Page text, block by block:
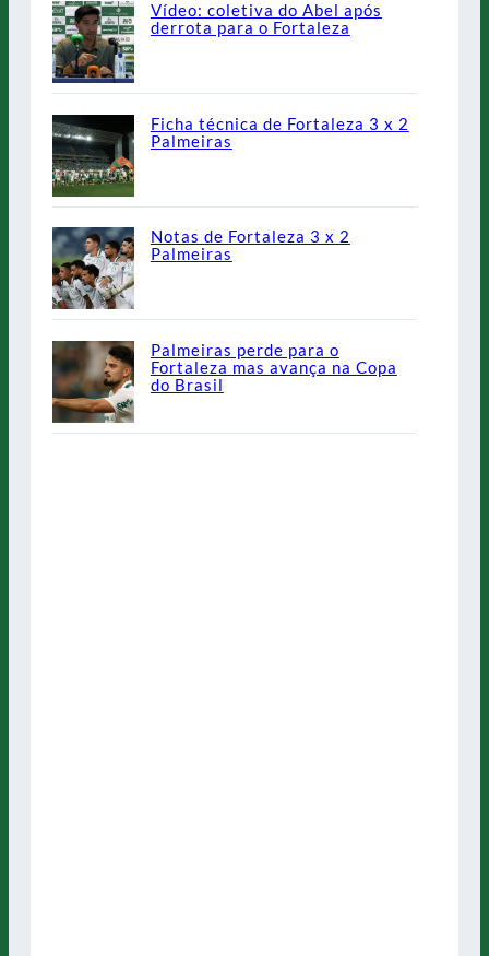
Vídeo: coletiva do Abel após
derrota para o Fortaleza
Ficha técnica de Fortaleza 3 x 2
Palmeiras
Notas de Fortaleza 3 x 2
Palmeiras
Palmeiras perde para o
Fortaleza mas avança na Copa
do Brasil